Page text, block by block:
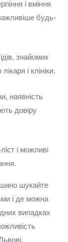
і вміння
будь-
знайомих
і клініки.
наявність
довіру
і можливі
шукайте
і де можна
випадках